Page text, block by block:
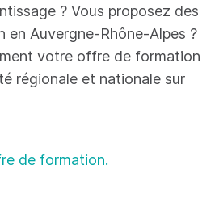
? Vous proposez des
en Auvergne-Rhône-Alpes ?
votre offre de formation
régionale et nationale sur
de formation.